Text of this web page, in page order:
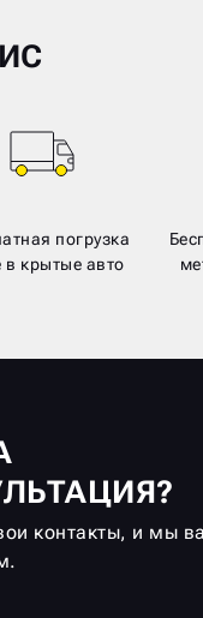
погрузка
в крытые авто
контакты, и мы